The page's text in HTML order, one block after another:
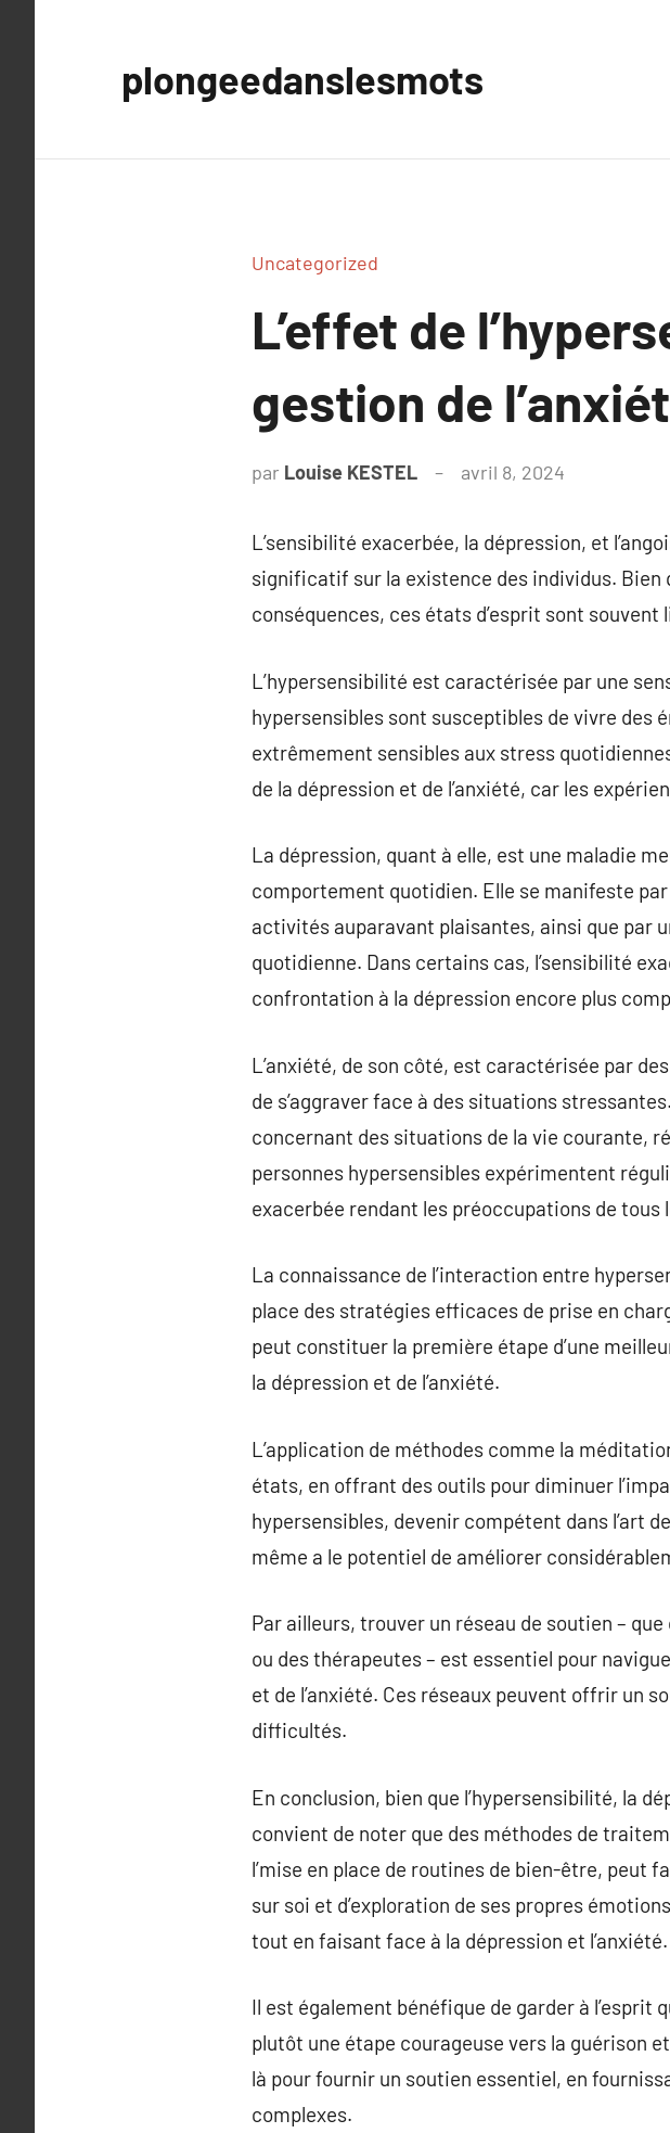
plongeedanslesmots
Uncategorized
L’effet de
gestion de
par Louise KESTEL avril 8, 2024
L’sensibilité exacerbée, la dépression, et
significatif sur la existence des individus.
conséquences, ces états d’esprit sont
L’hypersensibilité est caractérisée par une
hypersensibles sont susceptibles de vivre des
extrêmement sensibles aux stress
de la dépression et de l’anxiété, car les
La dépression, quant à elle, est une maladie
comportement quotidien. Elle se manifeste
activités auparavant plaisantes, ainsi que par
quotidienne. Dans certains cas, l’sensibilité
confrontation à la dépression encore plus
L’anxiété, de son côté, est caractérisée par
de s’aggraver face à des situations
concernant des situations de la vie courante,
personnes hypersensibles expérimentent
exacerbée rendant les préoccupations de tous
La connaissance de l’interaction entre
place des stratégies efficaces de prise en
peut constituer la première étape d’une
la dépression et de l’anxiété.
L’application de méthodes comme la
états, en offrant des outils pour diminuer
hypersensibles, devenir compétent dans l’art
même a le potentiel de améliorer
Par ailleurs, trouver un réseau de soutien –
ou des thérapeutes – est essentiel pour
et de l’anxiété. Ces réseaux peuvent offrir un
difficultés.
En conclusion, bien que l’hypersensibilité, la
convient de noter que des méthodes de
l’mise en place de routines de bien-être, peut
sur soi et d’exploration de ses propres
tout en faisant face à la dépression et l’anxiété.
Il est également bénéfique de garder à l’esprit
plutôt une étape courageuse vers la guérison
là pour fournir un soutien essentiel, en
complexes.